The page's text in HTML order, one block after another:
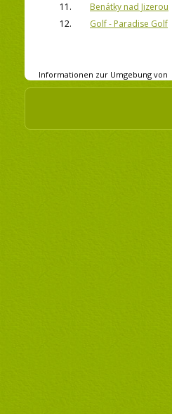
11.
Benátky nad Jizerou
12.
Golf - Paradise Golf
Informationen zur Umgebung von